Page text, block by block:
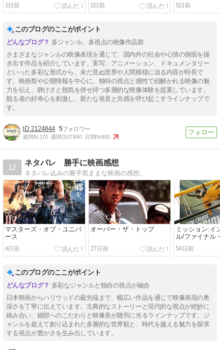
ン』
2日前
ック』８月７日（金）公開
2日前
ゃんも楽しめ
5日前
このブログのここがポイント
多ジャンル、多視点の映像作品群
さまざまなジャンルの映像表現を通じて、国内外の社会や心情の側面を描
き出す作品を紹介しています。実写、アニメーション、ドキュメンタリー
といった多彩な形式から、未だ見ぬ世界や人間模様に迫る内容が特長で
す。映画祭や公開情報を中心に、独特の視点と感性で紐解かれる映像の魅
力を伝え、静けさと熱気を併せ持つ多層的な映像体験を提案しています。
観る者の好奇心を刺激し、新たな発見と共感を呼び起こすラインナップで
す。
2124844 5
週間IN:170 週間OUT:840 月間IN:800
12
ネタバレ 勝手に映画感想
ネタバレ込みの勝手気ままな映画の感想。
マスターズ・オブ・ユニバ
ース
4日前
オーバー・ザ・トップ
27日前
ミッション:イ
ル/ファイナル
54日前
このブログのここがポイント
多彩なジャンルと独自の視点が融合
日本映画からハリウッドの最先端まで、幅広い作品を通じて映像表現の奥
深さを丁寧に伝えています。古典的なストーリーと現代的な視点が絶妙に
絡み合い、細部へのこだわりと映像美が随所に光るラインナップです。ジ
ャンルを超えて創り込まれた多層的な世界観と、時代を越える魅力を探求
する視点が豊かさを生み出しています。